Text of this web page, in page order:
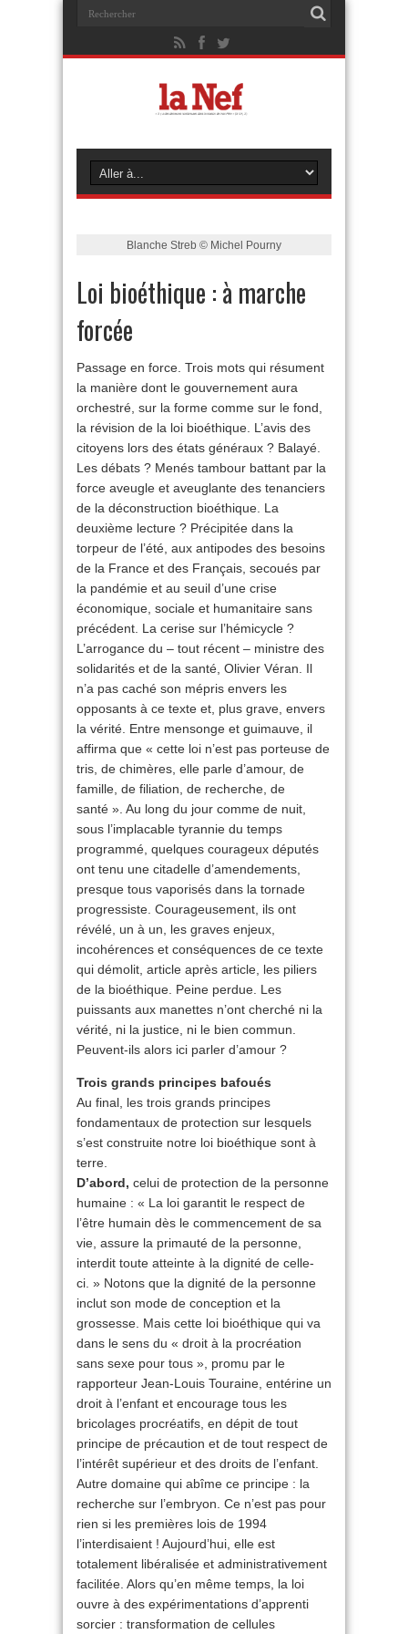
Blanche Streb © Michel Pourny
Loi bioéthique : à marche
forcée
Passage en force. Trois mots qui résument
la manière dont le gouvernement aura
orchestré, sur la forme comme sur le fond,
la révision de la loi bioéthique. L’avis des
citoyens lors des états généraux ? Balayé.
Les débats ? Menés tambour battant par la
force aveugle et aveuglante des tenanciers
de la déconstruction bioéthique. La
deuxième lecture ? Précipitée dans la
torpeur de l’été, aux antipodes des besoins
de la France et des Français, secoués par
la pandémie et au seuil d’une crise
économique, sociale et humanitaire sans
précédent. La cerise sur l’hémicycle ?
L’arrogance du – tout récent – ministre des
solidarités et de la santé, Olivier Véran. Il
n’a pas caché son mépris envers les
opposants à ce texte et, plus grave, envers
la vérité. Entre mensonge et guimauve, il
affirma que « cette loi n’est pas porteuse de
tris, de chimères, elle parle d’amour, de
famille, de filiation, de recherche, de
santé ». Au long du jour comme de nuit,
sous l’implacable tyrannie du temps
programmé, quelques courageux députés
ont tenu une citadelle d’amendements,
presque tous vaporisés dans la tornade
progressiste. Courageusement, ils ont
révélé, un à un, les graves enjeux,
incohérences et conséquences de ce texte
qui démolit, article après article, les piliers
de la bioéthique. Peine perdue. Les
puissants aux manettes n’ont cherché ni la
vérité, ni la justice, ni le bien commun.
Peuvent-ils alors ici parler d’amour ?
Trois grands principes bafoués
Au final, les trois grands principes
fondamentaux de protection sur lesquels
s’est construite notre loi bioéthique sont à
terre.
D’abord, celui de protection de la personne
humaine : « La loi garantit le respect de
l’être humain dès le commencement de sa
vie, assure la primauté de la personne,
interdit toute atteinte à la dignité de celle-
ci. » Notons que la dignité de la personne
inclut son mode de conception et la
grossesse. Mais cette loi bioéthique qui va
dans le sens du « droit à la procréation
sans sexe pour tous », promu par le
rapporteur Jean-Louis Touraine, entérine un
droit à l’enfant et encourage tous les
bricolages procréatifs, en dépit de tout
principe de précaution et de tout respect de
l’intérêt supérieur et des droits de l’enfant.
Autre domaine qui abîme ce principe : la
recherche sur l’embryon. Ce n’est pas pour
rien si les premières lois de 1994
l’interdisaient ! Aujourd’hui, elle est
totalement libéralisée et administrativement
facilitée. Alors qu’en même temps, la loi
ouvre à des expérimentations d’apprenti
sorcier : transformation de cellules